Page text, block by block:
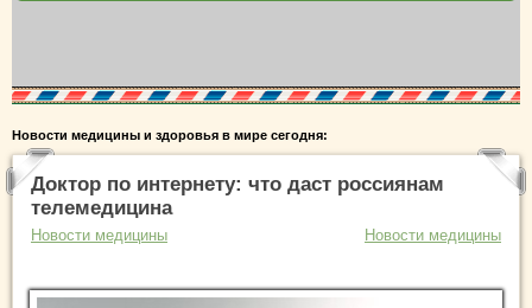
Новости медицины и здоровья в мире сегодня:
Доктор по интернету: что даст россиянам
телемедицина
Новости медицины Новости медицины